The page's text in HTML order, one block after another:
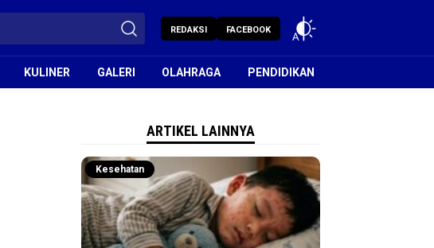
REDAKSI FACEBOOK
KULINER GALERI OLAHRAGA PENDIDIKAN
ARTIKEL LAINNYA
Kesehatan